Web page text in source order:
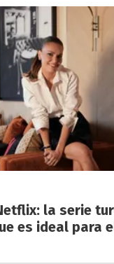
la serie
es ideal para